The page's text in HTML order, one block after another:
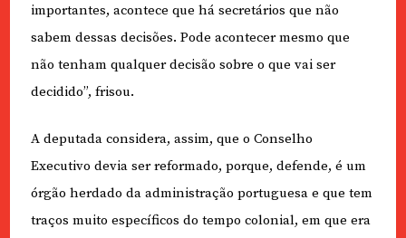
importantes, acontece que há secretários que não
sabem dessas decisões. Pode acontecer mesmo que
não tenham qualquer decisão sobre o que vai ser
decidido”, frisou.
A deputada considera, assim, que o Conselho
Executivo devia ser reformado, porque, defende, é um
órgão herdado da administração portuguesa e que tem
traços muito específicos do tempo colonial, em que era